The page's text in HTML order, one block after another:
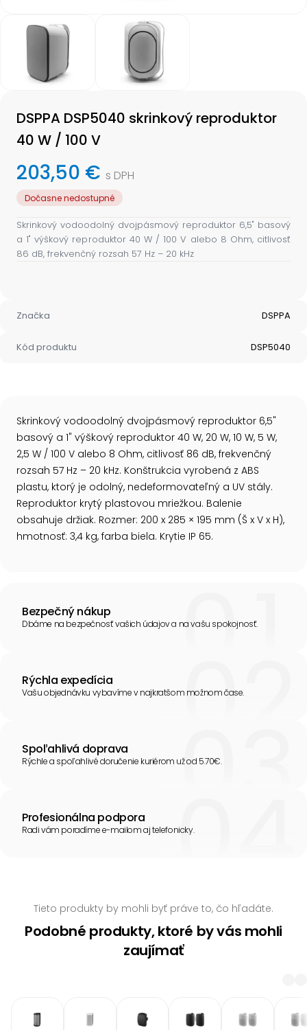
DSPPA DSP5040 skrinkový reproduktor
40 W / 100 V
203,50 € s DPH
Dočasne nedostupné
Skrinkový vodoodolný dvojpásmový reproduktor 6,5" basový
a 1" výškový reproduktor 40 W / 100 V alebo 8 Ohm, citlivosť
86 dB, frekvenčný rozsah 57 Hz – 20 kHz
Značka DSPPA
Kód produktu DSP5040
Skrinkový vodoodolný dvojpásmový reproduktor 6,5"
basový a 1" výškový reproduktor 40 W, 20 W, 10 W, 5 W,
2,5 W / 100 V alebo 8 Ohm, citlivosť 86 dB, frekvenčný
rozsah 57 Hz – 20 kHz. Konštrukcia vyrobená z ABS
plastu, ktorý je odolný, nedeformovateľný a UV stály.
Reproduktor krytý plastovou mriežkou. Balenie
obsahuje držiak. Rozmer: 200 x 285 × 195 mm (Š x V x H),
hmotnosť: 3,4 kg, farba biela. Krytie IP 65.
Bezpečný nákup
Dbáme na bezpečnosť vašich údajov a na vašu spokojnosť.
Rýchla expedícia
Vašu objednávku vybavíme v najkratšom možnom čase.
Spoľahlivá doprava
Rýchle a spoľahlivé doručenie kuriérom už od 5.70€.
Profesionálna podpora
Radi vám poradíme e-mailom aj telefonicky.
Tieto produkty by mohli byť práve to, čo hľadáte.
Podobné produkty, ktoré by vás mohli
zaujímať